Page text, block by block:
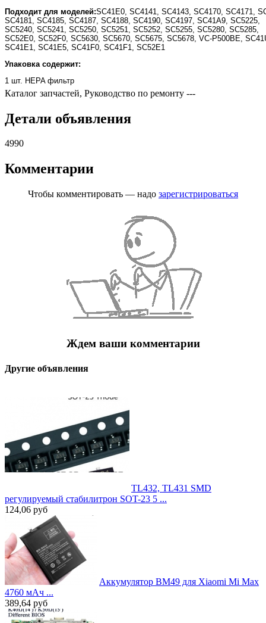
Подходит для моделей:SC41E0, SC4141, SC4143, SC4170, SC4171,
SC4181, SC4185, SC4187, SC4188, SC4190, SC4197, SC41A9, SC5225,
SC5240, SC5241, SC5250, SC5251, SC5252, SC5255, SC5280, SC5285,
SC52E0, SC52F0, SC5630, SC5670, SC5675, SC5678, VC-P500BE,
SC41E1, SC41E5, SC41F0, SC41F1, SC52E1
Упаковка содержит:
1 шт. HEPA фильтр
Каталог запчастей, Руководство по ремонту ---
Детали объявления
4990
Комментарии
Чтобы комментировать — надо зарегистрироваться
Ждем ваши комментарии
Другие объявления
TL432, TL431 SMD
регулируемый стабилитрон SOT-23 5 ...
124,06 руб
Аккумулятор BM49 для Xiaomi Mi Max
4760 мАч ...
389,64 руб